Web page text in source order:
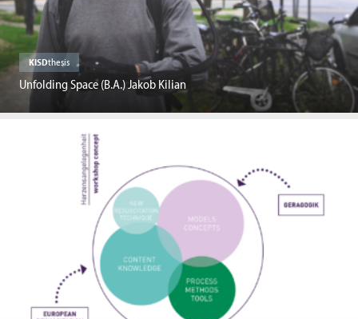
KISDthesis
Unfolding Space (B.A.) Jakob Kilian